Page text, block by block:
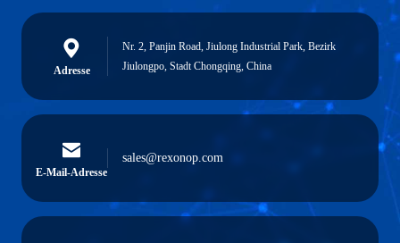
Adresse
Nr. 2, Panjin Road, Jiulong Industrial Park, Bezirk
Jiulongpo, Stadt Chongqing, China
E-Mail-Adresse
sales@rexonop.com